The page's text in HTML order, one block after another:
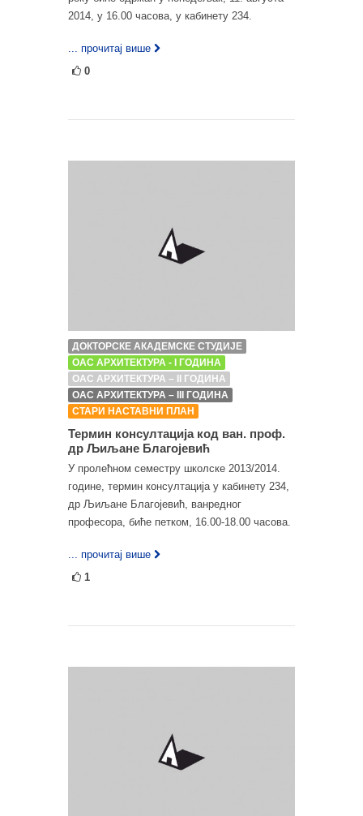
2014, у 16.00 часова, у кабинету 234.
... прочитај више
0
ДОКТОРСКЕ АКАДЕМСКЕ СТУДИЈЕ
ОАС АРХИТЕКТУРА - I ГОДИНА
ОАС АРХИТЕКТУРА – II ГОДИНА
ОАС АРХИТЕКТУРА – III ГОДИНА
СТАРИ НАСТАВНИ ПЛАН
Термин консултација код ван. проф.
др Љиљане Благојевић
У пролећном семестру школске 2013/2014.
године, термин консултација у кабинету 234,
др Љиљане Благојевић, ванредног
професора, биће петком, 16.00-18.00 часова.
... прочитај више
1